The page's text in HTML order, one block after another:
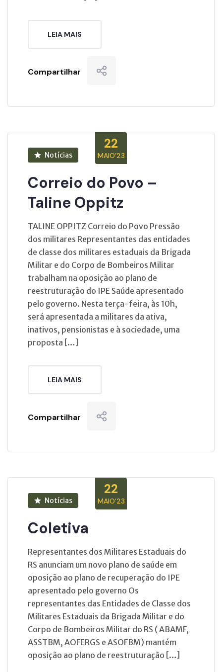
LEIA MAIS
Compartilhar
22
MAIO’23
Notícias
Correio do Povo –
Taline Oppitz
TALINE OPPITZ Correio do Povo Pressão
dos militares Representantes das entidades
de classe dos militares estaduais da Brigada
Militar e do Corpo de Bombeiros Militar
trabalham na oposição ao plano de
reestruturação do IPE Saúde apresentado
pelo governo. Nesta terça-feira, às 10h,
será apresentada a militares da ativa,
inativos, pensionistas e à sociedade, uma
proposta […]
LEIA MAIS
Compartilhar
22
MAIO’23
Notícias
Coletiva
Representantes dos Militares Estaduais do
RS anunciam um novo plano de saúde em
oposição ao plano de recuperação do IPE
apresentado pelo governo Os
representantes das Entidades de Classe dos
Militares Estaduais da Brigada Militar e do
Corpo de Bombeiros Militar do RS ( ABAMF,
ASSTBM, AOFERGS e ASOFBM) mantém
oposição ao plano de reestruturação […]